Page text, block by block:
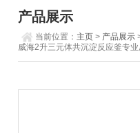
产品展示
当前位置： 主页 > 产品展示
威海2升三元体共沉淀反应釜专业